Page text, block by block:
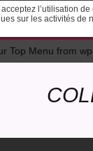
Top Menu from
l’utilisation
sur les activités